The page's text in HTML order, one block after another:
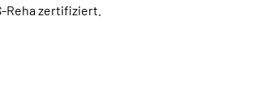
Reha zertifiziert.